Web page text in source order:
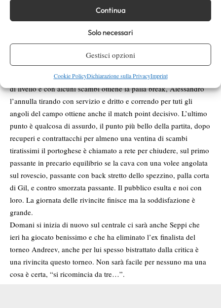
Continua
Solo necessari
Gestisci opzioni
Cookie PolicyDichiarazione sulla PrivacyImprint
qualcosa e nel gioco successivo si fa il break. Si, certo con un
sorprendentemente a zero. Ormai Gianna è un leone, riprende
tutto, alza tutto quello che può con il suo rovescio balordo e
appena può spinge con il dritto. Sul 5 a 3 Giannessi serve per il
match, sembra finita si và subito 30 a zero ma il portoghese sale
di livello e con alcuni scambi ottiene la palla break, Alessandro
l’annulla tirando con servizio e dritto e correndo per tuti gli
angoli del campo ottiene anche il match point decisivo. L’ultimo
punto è qualcosa di assurdo, il punto più bello della partita, dopo
recuperi e contrattacchi per almeno una ventina di scambi
tiratissimi il portoghese è chiamato a rete per chiudere, sul primo
passante in precario equilibrio se la cava con una volee angolata
sul rovescio, passante con back stretto dello spezzino, palla corta
di Gil, e contro smorzata passante. Il pubblico esulta e noi con
loro. La giornata delle rivincite finisce ma la soddisfazione è
grande.
Domani si inizia di nuovo sul centrale ci sarà anche Seppi che
ieri ha giocato benissimo e che ha eliminato l’ex finalista del
torneo Andreev, anche per lui spesso bistrattato dalla critica è
una rivincita questo torneo. Non sarà facile per nessuno ma una
cosa è certa, “si ricomincia da tre…”.